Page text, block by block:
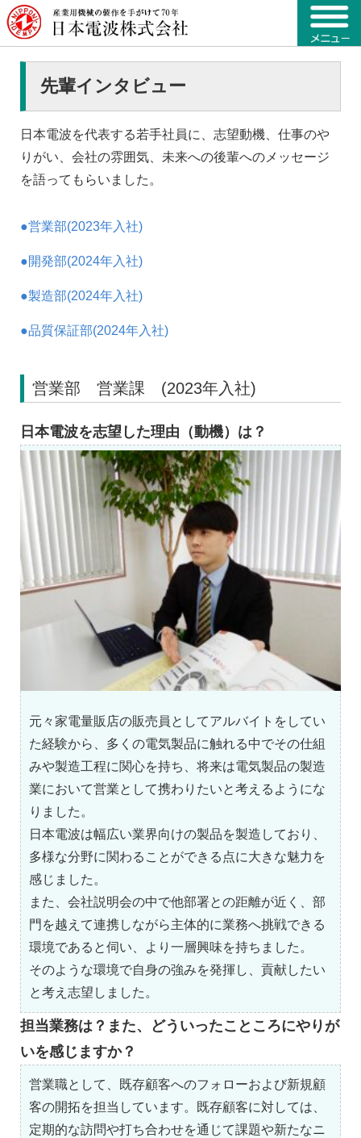
先輩インタビュー
日本電波を代表する若手社員に、志望動機、仕事のや
りがい、会社の雰囲気、未来への後輩へのメッセージ
を語ってもらいました。
●営業部(2023年入社)
●開発部(2024年入社)
●製造部(2024年入社)
●品質保証部(2024年入社)
営業部 営業課 (2023年入社)
日本電波を志望した理由（動機）は？
元々家電量販店の販売員としてアルバイトをしてい
た経験から、多くの電気製品に触れる中でその仕組
みや製造工程に関心を持ち、将来は電気製品の製造
業において営業として携わりたいと考えるようにな
りました。
日本電波は幅広い業界向けの製品を製造しており、
多様な分野に関わることができる点に大きな魅力を
感じました。
また、会社説明会の中で他部署との距離が近く、部
門を越えて連携しながら主体的に業務へ挑戦できる
環境であると伺い、より一層興味を持ちました。
そのような環境で自身の強みを発揮し、貢献したい
と考え志望しました。
担当業務は？また、どういったこところにやりが
いを感じますか？
営業職として、既存顧客へのフォローおよび新規顧
客の開拓を担当しています。既存顧客に対しては、
定期的な訪問や打ち合わせを通じて課題や新たなニ